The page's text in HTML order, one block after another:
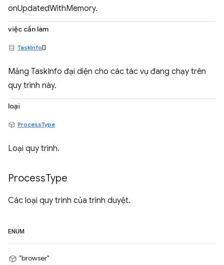
onUpdatedWithMemory.
việc cần làm
TaskInfo[]
Mảng TaskInfo đại diện cho các tác vụ đang chạy trên
quy trình này.
loại
ProcessType
Loại quy trình.
ProcessType
Các loại quy trình của trình duyệt.
ENUM
"browser"